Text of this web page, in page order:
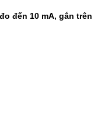
đến 10 mA, gắn trên